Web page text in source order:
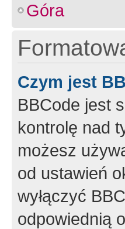
Góra
Czym jest
BBCode jest
kontrolę nad
możesz
od ustawień
wyłączyć
odpowiednią